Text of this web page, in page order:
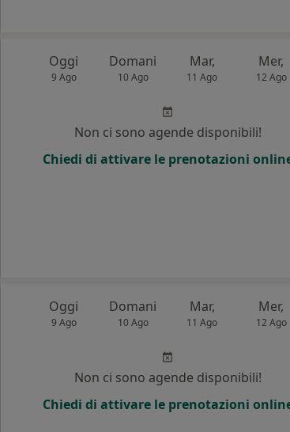
Oggi
9 Ago
Domani
10 Ago
Mar,
11 Ago
Mer,
12 Ago
Non ci sono agende disponibili!
Chiedi di attivare le prenotazioni
Oggi
9 Ago
Domani
10 Ago
Mar,
11 Ago
Mer,
12 Ago
Non ci sono agende disponibili!
Chiedi di attivare le prenotazioni